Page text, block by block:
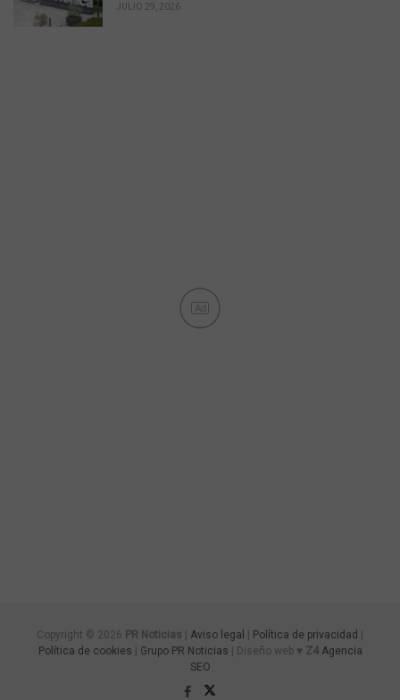
JULIO 29, 2026
Ad
Copyright © 2026 PR Noticias Aviso legal Política de privacidad
Política de cookies
Grupo PR Noticias | Diseño web ♥ Z4 Agencia
SEO